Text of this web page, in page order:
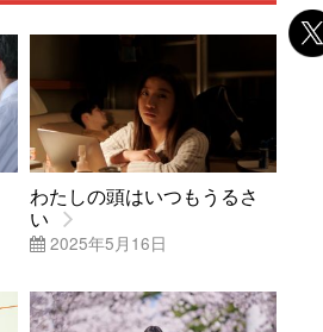
わたしの頭はいつもうるさ
い
2025年5月16日